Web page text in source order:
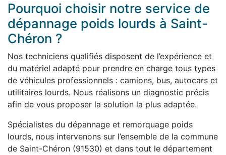
Pourquoi choisir notre service de
dépannage poids lourds à Saint-
Chéron ?
Nos techniciens qualifiés disposent de l’expérience et
du matériel adapté pour prendre en charge tous types
de véhicules professionnels : camions, bus, autocars et
utilitaires lourds. Nous réalisons un diagnostic précis
afin de vous proposer la solution la plus adaptée.
Spécialistes du dépannage et remorquage poids
lourds, nous intervenons sur l’ensemble de la commune
de Saint-Chéron (91530) et dans tout le département